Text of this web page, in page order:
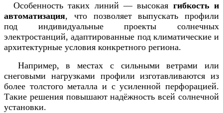
Особенность таких линий — высокая гибкость и
автоматизация, что позволяет выпускать профили
под индивидуальные проекты солнечных
электростанций, адаптированные под климатические и
архитектурные условия конкретного региона.
Например, в местах с сильными ветрами или
снеговыми нагрузками профили изготавливаются из
более толстого металла и с усиленной перфорацией.
Такие решения повышают надёжность всей солнечной
установки.